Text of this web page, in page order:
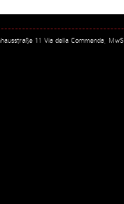
11 Via della Commenda,